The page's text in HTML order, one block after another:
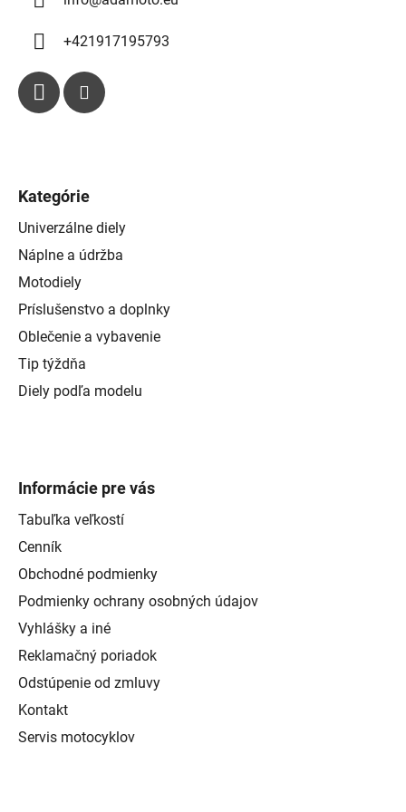
+421917195793
Kategórie
Univerzálne diely
Náplne a údržba
Motodiely
Príslušenstvo a doplnky
Oblečenie a vybavenie
Tip týždňa
Diely podľa modelu
Informácie pre vás
Tabuľka veľkostí
Cenník
Obchodné podmienky
Podmienky ochrany osobných údajov
Vyhlášky a iné
Reklamačný poriadok
Odstúpenie od zmluvy
Kontakt
Servis motocyklov